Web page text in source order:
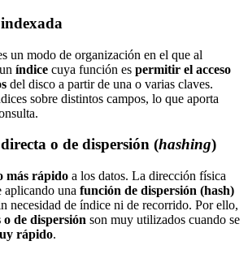
un modo de organización en el que al
índice cuya función es permitir el acceso
del disco a partir de una o varias claves.
sobre distintos campos, lo que aporta
o de dispersión (hashing)
más rápido a los datos. La dirección física
aplicando una función de dispersión (hash)
necesidad de índice ni de recorrido. Por ello,
de dispersión son muy utilizados cuando se
rápido.